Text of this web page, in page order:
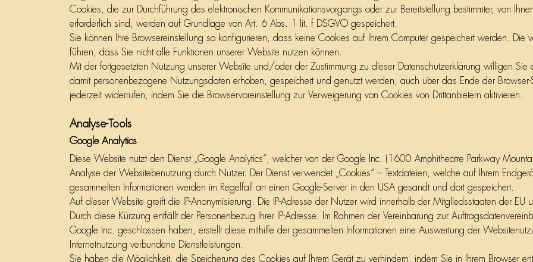
Cookies, die zur Durchführung des elektronischen Kommunikationsvorgangs oder zur Bereitstellung bestimmter, von
erforderlich sind, werden auf Grundlage von Art. 6 Abs. 1 lit. f DSGVO gespeichert.
Sie können Ihre Browsereinstellung so konfigurieren, dass keine Cookies auf Ihrem Computer gespeichert werden.
führen, dass Sie nicht alle Funktionen unserer Website nutzen können.
Mit der fortgesetzten Nutzung unserer Website und/oder der Zustimmung zu dieser Datenschutzerklärung willigen
damit personenbezogene Nutzungsdaten erhoben, gespeichert und genutzt werden, auch über das Ende der
jederzeit widerrufen, indem Sie die Browservoreinstellung zur Verweigerung von Cookies von Drittanbietern aktivieren.
Analyse-Tools
Google Analytics
Diese Website nutzt den Dienst „Google Analytics“, welcher von der Google Inc. (1600 Amphitheatre Parkway
Analyse der Websitebenutzung durch Nutzer. Der Dienst verwendet „Cookies“ – Textdateien, welche auf Ihrem
gesammelten Informationen werden im Regelfall an einen Google-Server in den USA gesandt und dort gespeichert.
Auf dieser Website greift die IP-Anonymisierung. Die IP-Adresse der Nutzer wird innerhalb der Mitgliedsstaaten der EU
Durch diese Kürzung entfällt der Personenbezug Ihrer IP-Adresse. Im Rahmen der Vereinbarung zur
Google Inc. geschlossen haben, erstellt diese mithilfe der gesammelten Informationen eine Auswertung der
Internetnutzung verbundene Dienstleistungen.
Sie haben die Möglichkeit, die Speicherung des Cookies auf Ihrem Gerät zu verhindern, indem Sie in Ihrem Browser